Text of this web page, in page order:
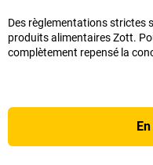
Des règlementations strictes
produits alimentaires Zott.
complètement repensé la